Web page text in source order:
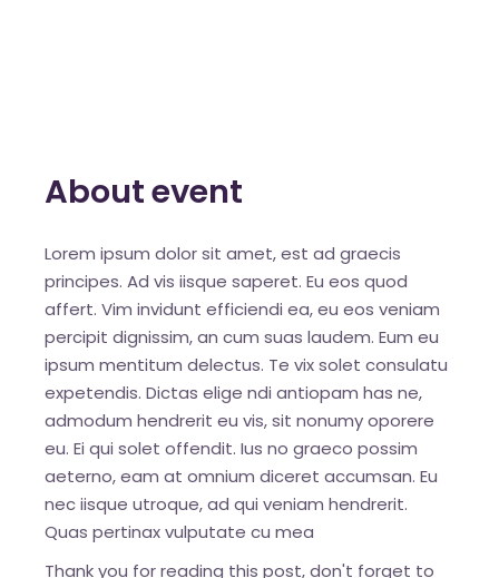
About event
Lorem ipsum dolor sit amet, est ad graecis
principes. Ad vis iisque saperet. Eu eos quod
affert. Vim invidunt efficiendi ea, eu eos veniam
percipit dignissim, an cum suas laudem. Eum eu
ipsum mentitum delectus. Te vix solet consulatu
expetendis. Dictas elige ndi antiopam has ne,
admodum hendrerit eu vis, sit nonumy oporere
eu. Ei qui solet offendit. Ius no graeco possim
aeterno, eam at omnium diceret accumsan. Eu
nec iisque utroque, ad qui veniam hendrerit.
Quas pertinax vulputate cu mea
Thank you for reading this post, don't forget to